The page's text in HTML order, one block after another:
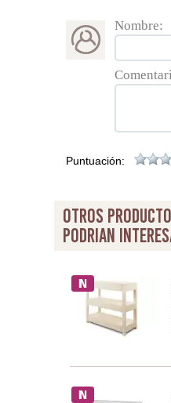
Nombre:
Puntuación:
otros
podrian